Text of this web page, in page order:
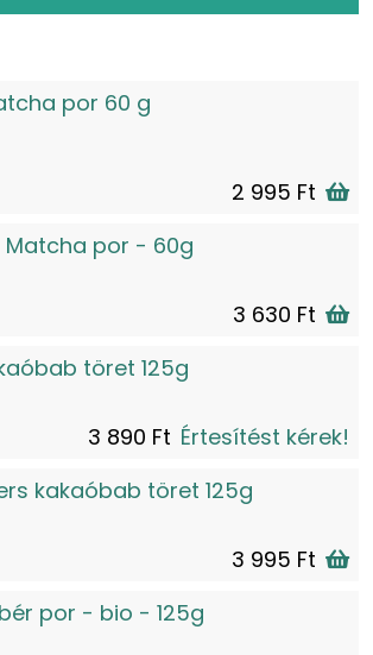
por 60 g
2 995 Ft
Matcha por - 60g
3 630 Ft
töret 125g
3 890 Ft Értesítést kérek!
kakaóbab töret 125g
3 995 Ft
por - bio - 125g